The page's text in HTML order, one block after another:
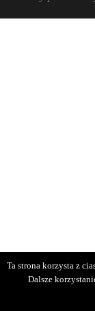
Ta strona korzysta z
Dalsze